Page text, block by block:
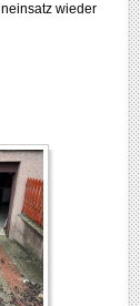
wieder